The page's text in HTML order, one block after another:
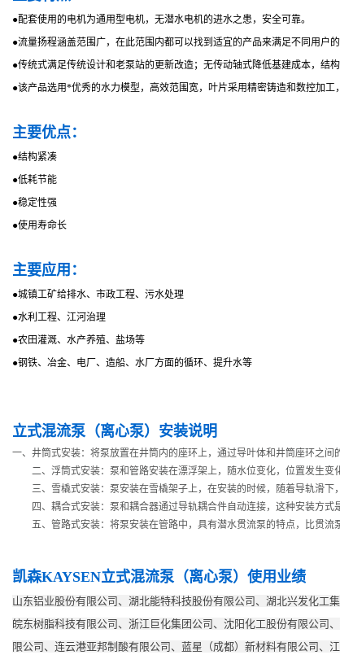
●配套使用的电机为通用型电机，无潜水电机的进水之患，安全可靠。
●流量扬程涵盖范围广，在此范围内都可以找到适宜的产品来满足不同用户的
●传统式满足传统设计和老泵站的更新改造；无传动轴式降低基建成本，结构
●该产品选用*优秀的水力模型，高效范围宽，叶片采用精密铸造和数控加
主要优点：
●结构紧凑
●低耗节能
●稳定性强
●使用寿命长
主要应用：
●城镇工矿给排水、市政工程、污水处理
●水利工程、江河治理
●农田灌溉、水产养殖、盐场等
●钢铁、冶金、电厂、造船、水厂方面的循环、提升水等
立式混流泵（离心泵）安装说明
一、井筒式安装：将泵放置在井筒内的座环上，通过导叶体和井筒座环之
二、浮筒式安装：泵和管路安装在漂浮架上，随水位变化，位置发生变
三、雪橇式安装：泵安装在雪橇架子上，在安装的时候，随着导轨滑下
四、耦合式安装：泵和耦合器通过导轨耦合件自动连接，这种安装方式
五、管路式安装：将泵安装在管路中，具有潜水贯流泵的特点，比贯流
凯森KAYSEN立式混流泵（离心泵） 使用业绩
山东铝业股份有限公司、湖北能特科技股份有限公司、湖北兴发化工
皖东树脂科技有限公司、浙江巨化集团公司、沈阳化工股份有限公司
限公司、连云港亚邦制酸有限公司、蓝星（成都）新材料有限公司